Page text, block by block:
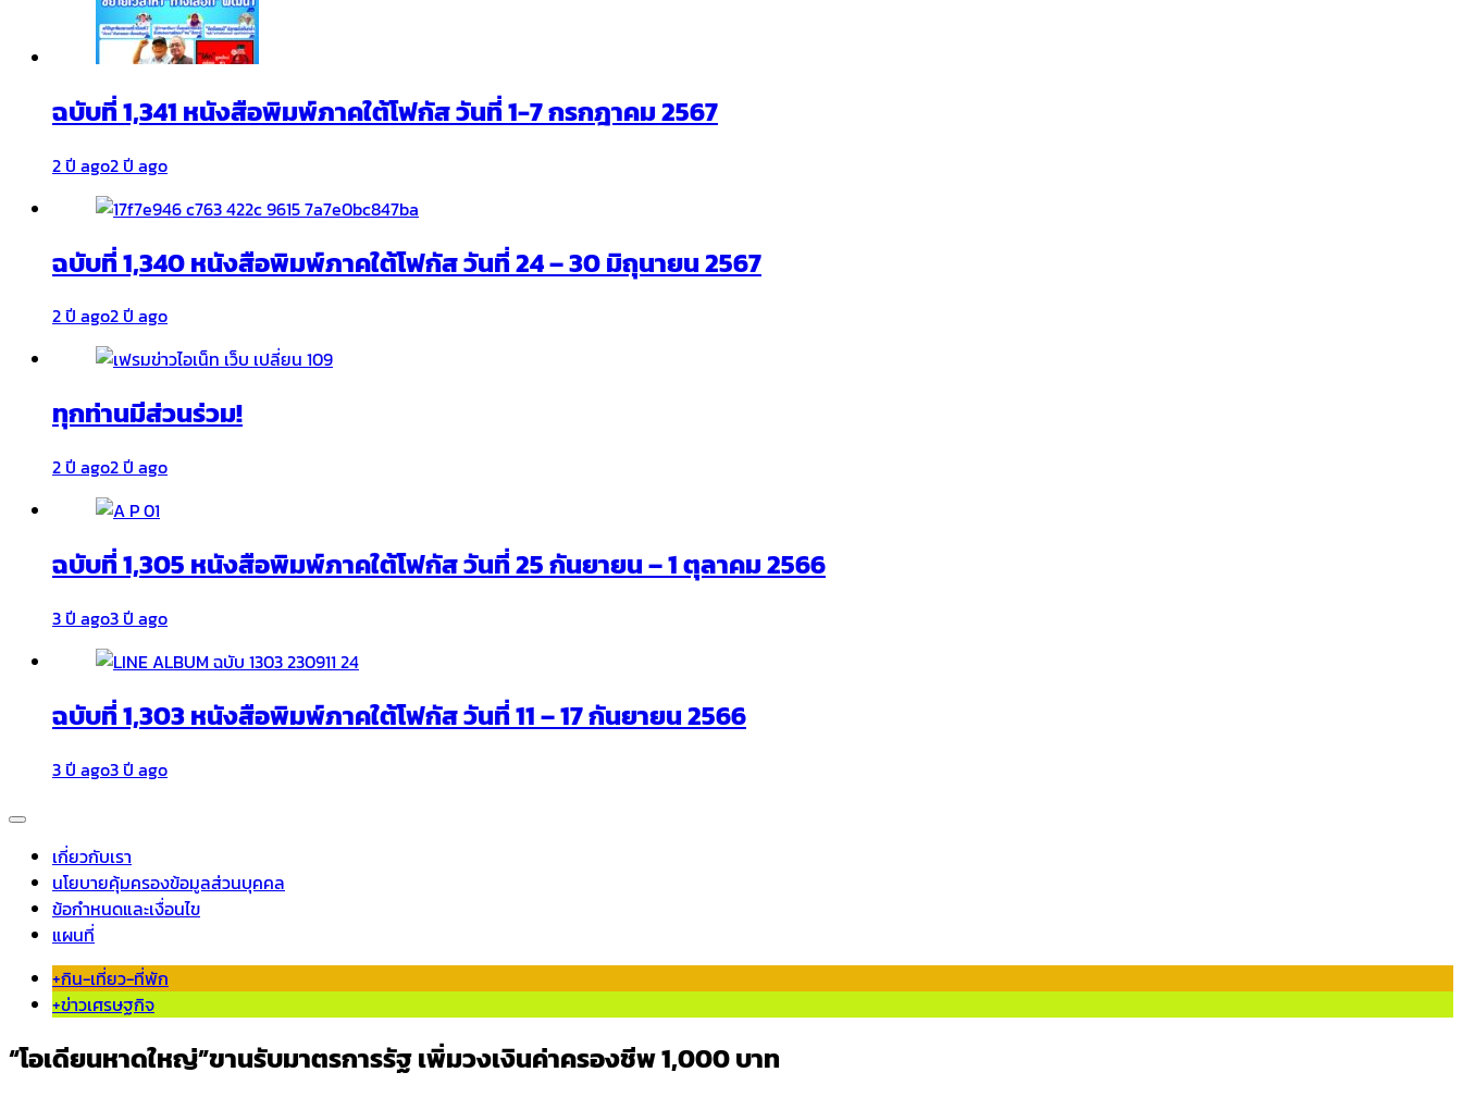
ฉบับที่ 1,341 หนังสือพิมพ์ภาคใต้โฟกัส วันที่ 1-7 กรกฎาคม 2567
2 ปี ago2 ปี ago
ฉบับที่ 1,340 หนังสือพิมพ์ภาคใต้โฟกัส วันที่ 24 – 30 มิถุนายน 2567
2 ปี ago2 ปี ago
ทุกท่านมีส่วนร่วม!
2 ปี ago2 ปี ago
ฉบับที่ 1,305 หนังสือพิมพ์ภาคใต้โฟกัส วันที่ 25 กันยายน – 1 ตุลาคม 2566
3 ปี ago3 ปี ago
ฉบับที่ 1,303 หนังสือพิมพ์ภาคใต้โฟกัส วันที่ 11 – 17 กันยายน 2566
3 ปี ago3 ปี ago
เกี่ยวกับเรา
นโยบายคุ้มครองข้อมูลส่วนบุคคล
ข้อกำหนดและเงื่อนไข
แผนที่
+กิน-เที่ยว-ที่พัก
+ข่าวเศรษฐกิจ
“โอเดียนหาดใหญ่”ขานรับมาตรการรัฐ เพิ่มวงเงินค่าครองชีพ 1,000 บาท